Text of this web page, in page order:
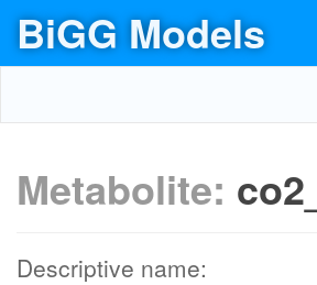
BiGG Models
Metabolite:
Descriptive name: